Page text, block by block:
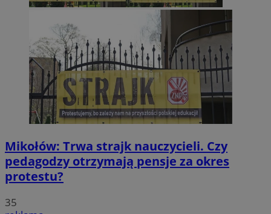
Mikołów: Trwa strajk nauczycieli. Czy
pedagodzy otrzymają pensje za okres
protestu?
35